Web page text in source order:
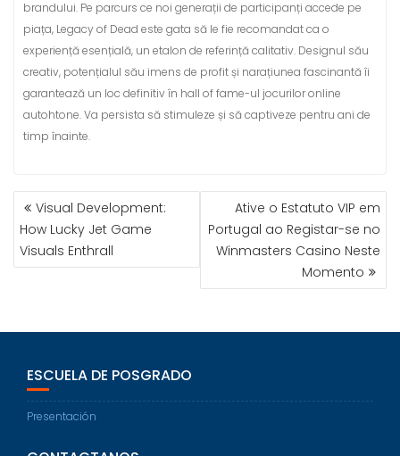
brandului. Pe parcurs ce noi generații de participanți accede pe
piața, Legacy of Dead este gata să le fie recomandat ca o
experiență esențială, un etalon de referință calitativ. Designul său
creativ, potențialul său imens de profit și narațiunea fascinantă îi
garantează un loc definitiv în hall of fame-ul jocurilor online
autohtone. Va persista să stimuleze și să captiveze pentru ani de
timp înainte.
Visual Development:
How Lucky Jet Game
Visuals Enthrall
Ative o Estatuto VIP em
Portugal ao Registar-se no
Winmasters Casino Neste
Momento
ESCUELA DE POSGRADO
Presentación